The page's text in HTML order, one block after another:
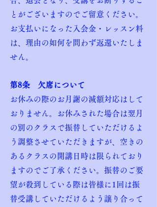
とがございますのでご留意ください。
お支払いになった入会金・レッスン料
は、理由の如何を問わず返還いたしま
せん。
第8条 欠席について
お休みの際のお月謝の減額対応はして
おりません。お休みされた場合は翌月
の別のクラスで振替していただけるよ
う調整させていただきますが、空きの
あるクラスの開講日時は限られており
ますのでご了承ください。振替のご要
望が殺到している際は皆様に1回は振
替受講していただけるよう譲り合って